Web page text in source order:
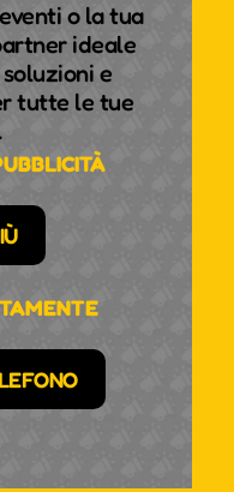
o la tua
ideale
e
tutte le tue